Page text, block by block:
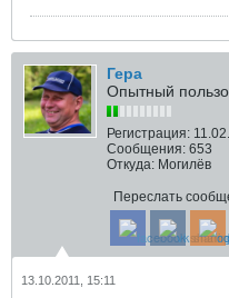
Геpа
Опытный
Регистрация:
Сообщения: 653
Откуда: Могилёв
Переслать
13.10.2011, 15:11